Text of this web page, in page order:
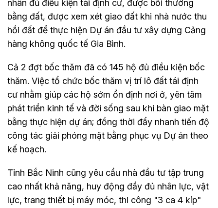
nhân đủ điều kiện tái định cư, được bồi thường
bằng đất, được xem xét giao đất khi nhà nước thu
hồi đất để thực hiện Dự án đầu tư xây dựng Cảng
hàng không quốc tế Gia Bình.
Cả 2 đợt bốc thăm đã có 145 hộ đủ điều kiện bốc
thăm. Việc tổ chức bốc thăm vị trí lô đất tái định
cư nhằm giúp các hộ sớm ổn định nơi ở, yên tâm
phát triển kinh tế và đời sống sau khi bàn giao mặt
bằng thực hiện dự án; đồng thời đẩy nhanh tiến độ
công tác giải phóng mặt bằng phục vụ Dự án theo
kế hoạch.
Tỉnh Bắc Ninh cũng yêu cầu nhà đầu tư tập trung
cao nhất khả năng, huy động đầy đủ nhân lực, vật
lực, trang thiết bị máy móc, thi công "3 ca 4 kíp"